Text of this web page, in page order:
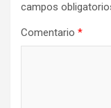
campos
Comentario *